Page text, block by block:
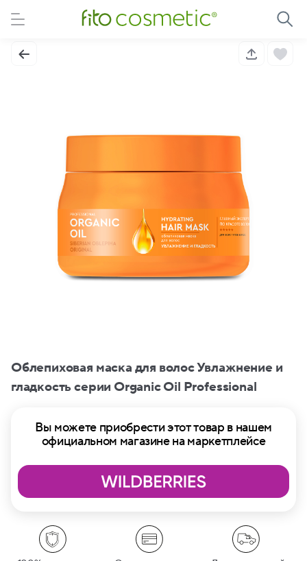
Облепиховая маска для волос Увлажнение и
гладкость серии Organic Oil Professional
Вы можете приобрести этот товар в нашем
официальном магазине на маркетплейсе